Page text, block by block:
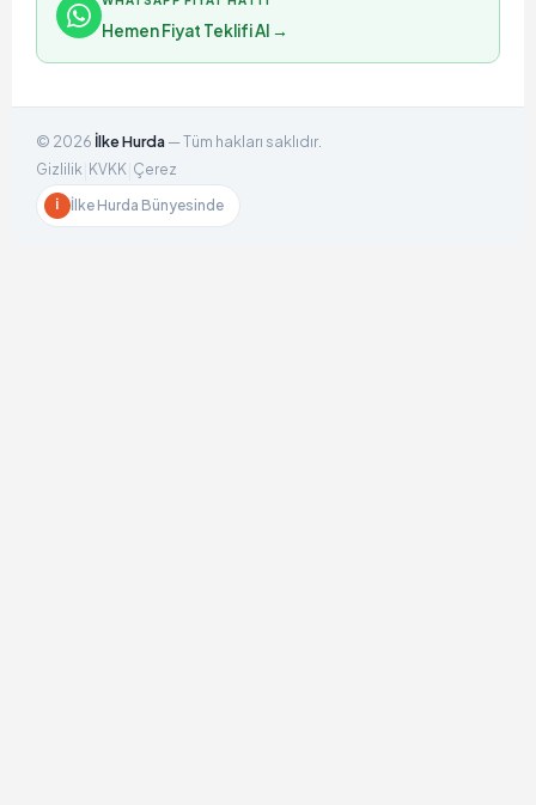
Hemen Fiyat Teklifi Al →
© 2026 İlke Hurda— Tüm hakları saklıdır.
Gizlilik KVKK Çerez
İ İlke Hurda Bünyesinde